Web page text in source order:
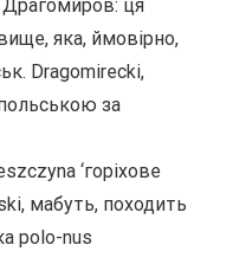
Драгомиров: ця
яка, ймовірно,
Dragomirecki,
за
‘горіхове
мабуть, походить
polo-nus